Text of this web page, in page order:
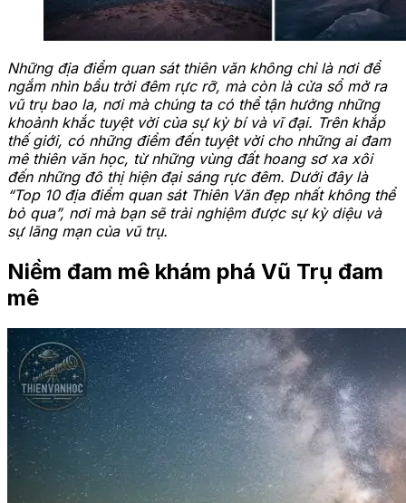
Những địa điểm quan sát thiên văn không chỉ là nơi để
ngắm nhìn bầu trời đêm rực rỡ, mà còn là cửa sổ mở ra
vũ trụ bao la, nơi mà chúng ta có thể tận hưởng những
khoảnh khắc tuyệt vời của sự kỳ bí và vĩ đại. Trên khắp
thế giới, có những điểm đến tuyệt vời cho những ai đam
mê thiên văn học, từ những vùng đất hoang sơ xa xôi
đến những đô thị hiện đại sáng rực đêm. Dưới đây là
“Top 10 địa điểm quan sát Thiên Văn đẹp nhất không thể
bỏ qua”, nơi mà bạn sẽ trải nghiệm được sự kỳ diệu và
sự lãng mạn của vũ trụ.
Niềm đam mê khám phá Vũ Trụ đam
mê